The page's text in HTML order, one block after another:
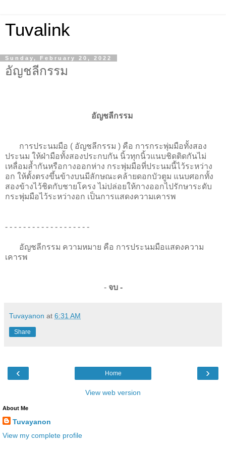
Tuvalink
Sunday, February 20, 2022
อัญชลีกรรม
อัญชลีกรรม
การประนมมือ ( อัญชลีกรรม ) คือ การกระพุ่มมือทั้งสอง
ประนม ให้ฝ่ามือทั้งสองประกบกัน นิ้วทุกนิ้วแนบชิดติดกันไม่
เหลื่อมล้ำกันหรือกางออกห่าง กระพุ่มมือที่ประนมนี้ไว้ระหว่าง
อก ให้ตั้งตรงขึ้นข้างบนมีลักษณะคล้ายดอกบัวตูม แนบศอกทั้ง
สองข้างไว้ชิดกับชายโครง ไม่ปล่อยให้กางออกไปรักษาระดับ
กระพุ่มมือไว้ระหว่างอก เป็นการแสดงความเคารพ
- - - - - - - - - - - - - - - - - - -
อัญชลีกรรม ความหมาย คือ การประนมมือแสดงความ
เคารพ
-จบ -
Tuvayanon at 6:31 AM
Share
‹ ›
Home
View web version
About Me
Tuvayanon
View my complete profile